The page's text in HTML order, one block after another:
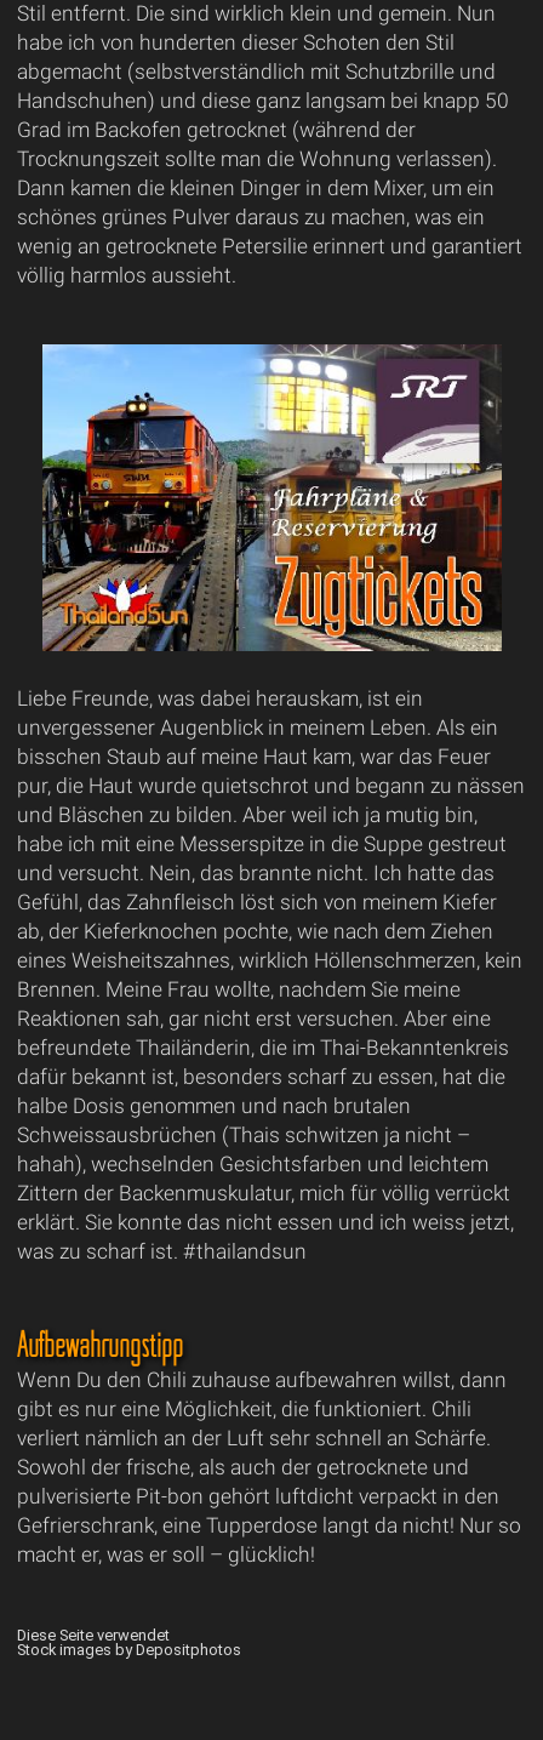
Stil entfernt. Die sind wirklich klein und gemein. Nun
habe ich von hunderten dieser Schoten den Stil
abgemacht (selbstverständlich mit Schutzbrille und
Handschuhen) und diese ganz langsam bei knapp 50
Grad im Backofen getrocknet (während der
Trocknungszeit sollte man die Wohnung verlassen).
Dann kamen die kleinen Dinger in dem Mixer, um ein
schönes grünes Pulver daraus zu machen, was ein
wenig an getrocknete Petersilie erinnert und garantiert
völlig harmlos aussieht.
Liebe Freunde, was dabei herauskam, ist ein
unvergessener Augenblick in meinem Leben. Als ein
bisschen Staub auf meine Haut kam, war das Feuer
pur, die Haut wurde quietschrot und begann zu nässen
und Bläschen zu bilden. Aber weil ich ja mutig bin,
habe ich mit eine Messerspitze in die Suppe gestreut
und versucht. Nein, das brannte nicht. Ich hatte das
Gefühl, das Zahnfleisch löst sich von meinem Kiefer
ab, der Kieferknochen pochte, wie nach dem Ziehen
eines Weisheitszahnes, wirklich Höllenschmerzen, kein
Brennen. Meine Frau wollte, nachdem Sie meine
Reaktionen sah, gar nicht erst versuchen. Aber eine
befreundete Thailänderin, die im Thai-Bekanntenkreis
dafür bekannt ist, besonders scharf zu essen, hat die
halbe Dosis genommen und nach brutalen
Schweissausbrüchen (Thais schwitzen ja nicht –
hahah), wechselnden Gesichtsfarben und leichtem
Zittern der Backenmuskulatur, mich für völlig verrückt
erklärt. Sie konnte das nicht essen und ich weiss jetzt,
was zu scharf ist. #thailandsun
Aufbewahrungstipp
Wenn Du den Chili zuhause aufbewahren willst, dann
gibt es nur eine Möglichkeit, die funktioniert. Chili
verliert nämlich an der Luft sehr schnell an Schärfe.
Sowohl der frische, als auch der getrocknete und
pulverisierte Pit-bon gehört luftdicht verpackt in den
Gefrierschrank, eine Tupperdose langt da nicht! Nur so
macht er, was er soll – glücklich!
Diese Seite verwendet
Stock images by Depositphotos